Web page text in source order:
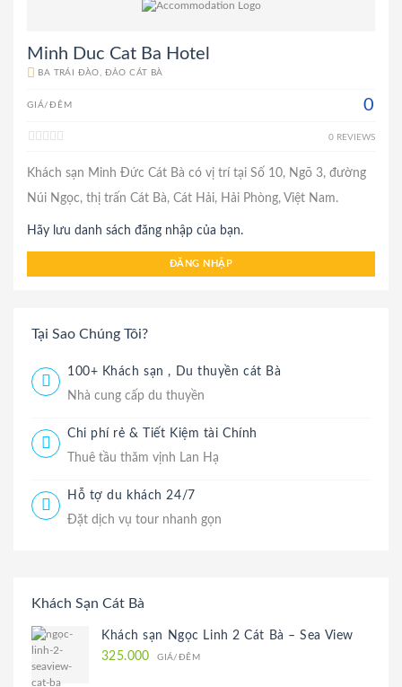
Minh Duc Cat Ba Hotel
BA TRÁI ĐÀO, ĐẢO CÁT BÀ
GIÁ/ĐÊM 0
0 REVIEWS
Khách sạn Minh Đức Cát Bà có vị trí tại Số 10, Ngõ 3, đường
Núi Ngọc, thị trấn Cát Bà, Cát Hải, Hải Phòng, Việt Nam.
Hãy lưu danh sách đăng nhập của bạn.
ĐĂNG NHẬP
Tại Sao Chúng Tôi?
100+ Khách sạn , Du thuyền cát Bà
Nhà cung cấp du thuyền
Chi phí rẻ & Tiết Kiệm tài Chính
Thuê tầu thăm vịnh Lan Hạ
Hỗ tợ du khách 24/7
Đặt dịch vụ tour nhanh gọn
Khách Sạn Cát Bà
Khách sạn Ngọc Linh 2 Cát Bà – Sea View
325.000
GIÁ/ĐÊM